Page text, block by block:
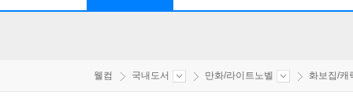
웰컴 국내도서 만화/라이트노벨 화보집/캐